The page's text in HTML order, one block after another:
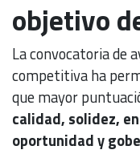
objetivo
La convocatoria de
competitiva ha
que mayor
calidad, solidez,
oportunidad y